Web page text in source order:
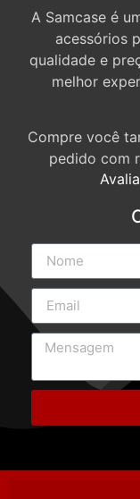
A Samcase é
acessórios
qualidade e
melhor
Compre você
pedido com